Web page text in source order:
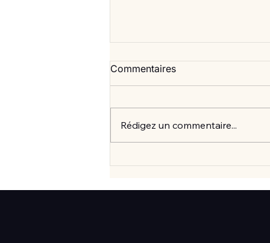
Commentaires
Rédigez un commentaire...